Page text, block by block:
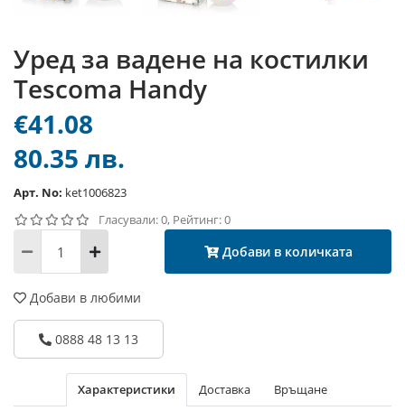
Уред за вадене на костилки
Tescoma Handy
€41.08
80.35 лв.
Арт. No: ket1006823
Гласували: 0, Рейтинг: 0
Добави в количката
Добави в любими
0888 48 13 13
Характеристики Доставка Връщане